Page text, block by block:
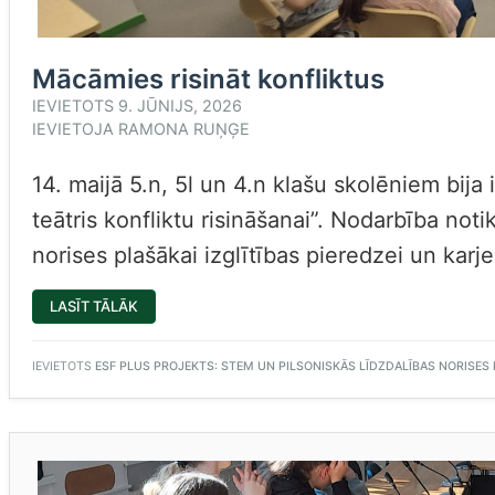
Mācāmies risināt konfliktus
IEVIETOTS 9. JŪNIJS, 2026
IEVIETOJA RAMONA RUŅĢE
14. maijā 5.n, 5l un 4.n klašu skolēniem
teātris konfliktu risināšanai”. Nodarbība
norises plašākai izglītības pieredzei un
LASĪT TĀLĀK
RISINĀT
IEVIETOTS ESF PLUS PROJEKTS: STEM UN PILSONISKĀS LĪDZDALĪBAS